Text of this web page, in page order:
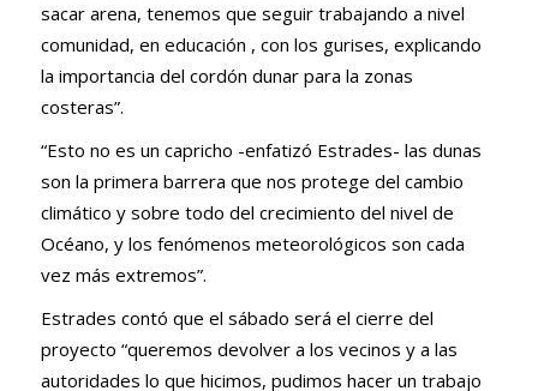
sacar arena, tenemos que seguir trabajando a nivel
comunidad, en educación , con los gurises, explicando
la importancia del cordón dunar para la zonas
costeras”.
“Esto no es un capricho -enfatizó Estrades- las dunas
son la primera barrera que nos protege del cambio
climático y sobre todo del crecimiento del nivel de
Océano, y los fenómenos meteorológicos son cada
vez más extremos”.
Estrades contó que el sábado será el cierre del
proyecto “queremos devolver a los vecinos y a las
autoridades lo que hicimos, pudimos hacer un trabajo